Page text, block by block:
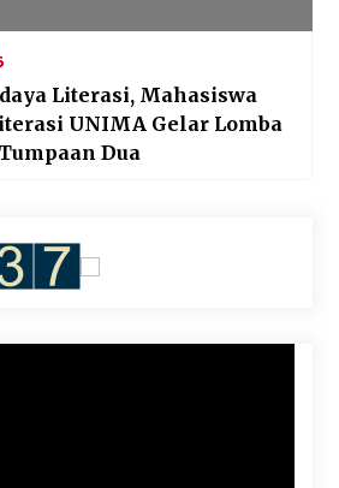
Literasi, Mahasiswa
UNIMA Gelar Lomba
Dua